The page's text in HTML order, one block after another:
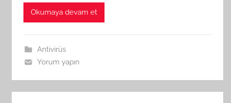
Okumaya devam et
Antivirüs
Yorum yapın